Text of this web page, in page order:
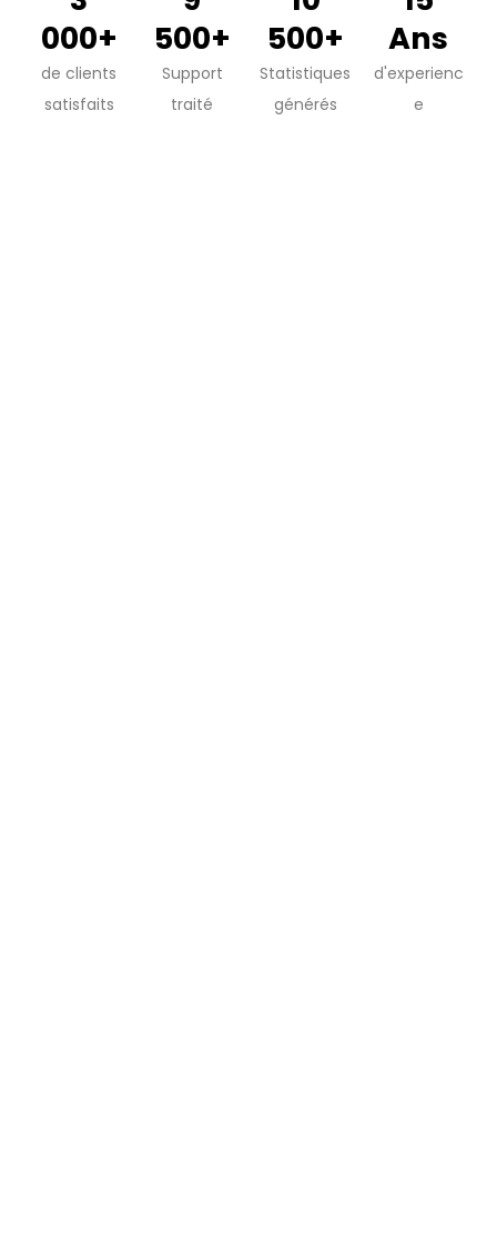
000+
de clients
satisfaits
500+
Support
traité
500+
Statistiques
générés
Ans
d'experienc
e